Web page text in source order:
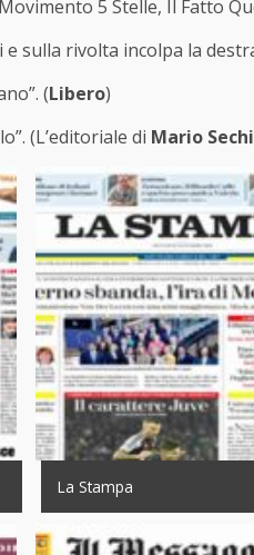
5 Stelle, Il Fatto
sulla rivolta incolpa la
(Libero)
(L’editoriale di Mario Sechi
La Stampa